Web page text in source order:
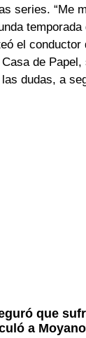
series. “Me
temporada
el conductor
de
dudas, a
que
a Moyano